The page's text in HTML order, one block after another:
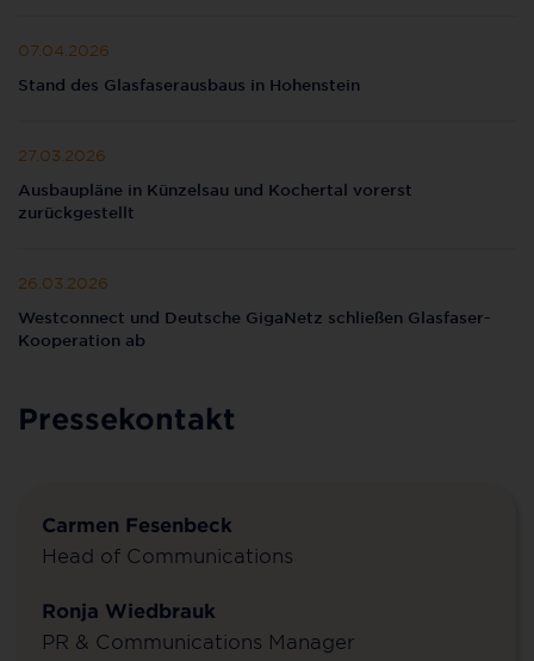
07.04.2026
Stand des Glasfaserausbaus in Hohenstein
27.03.2026
Ausbaupläne in Künzelsau und Kochertal vorerst
zurückgestellt
26.03.2026
Westconnect und Deutsche GigaNetz schließen Glasfaser-
Kooperation ab
Pressekontakt
Carmen Fesenbeck
Head of Communications
Ronja Wiedbrauk
PR & Communications Manager